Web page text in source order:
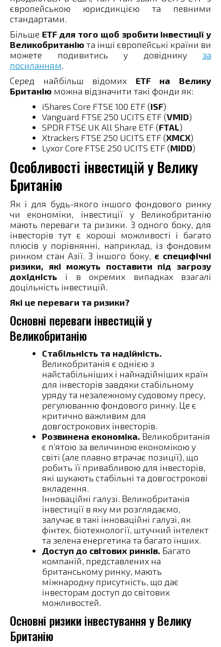
європейською юрисдикцією та певними
стандартами.
Більше ETF для того щоб зробити інвестиції у
Великобританію та інші європейські країни ви
можете подивитись у довіднику за
посиланням.
Серед найбільш відомих ETF на Велику
Британію можна відзначити такі фонди як:
iShares Core FTSE 100 ETF (ISF)
Vanguard FTSE 250 UCITS ETF (VMID)
SPDR FTSE UK All Share ETF (FTAL)
Xtrackers FTSE 250 UCITS ETF (XMCX)
Lyxor Core FTSE 250 UCITS ETF (MIDD)
Особливості інвестицій у Велику
Британію
Як і для будь-якого іншого фондового ринку
чи економіки, інвестиції у Великобританію
мають переваги та ризики. З одного боку, для
інвесторів тут є хороші можливості і багато
плюсів у порівнянні, наприклад, із фондовим
ринком стан Азії. З іншого боку, є специфічні
ризики, які можуть поставити під загрозу
дохідність і в окремих випадках взагалі
доцільність інвестицій.
Які це переваги та ризики?
Основні переваги інвестицій у
Великобританію
Стабільність та надійність.
Великобританія є однією з
найстабільніших і найнадійніших країн
для інвесторів завдяки стабільному
уряду та незалежному судовому пресу,
регулюванню фондового ринку. Це є
критично важливим для
довгострокових інвесторів.
Розвинена економіка. Великобританія
є п’ятою за величиною економікою у
світі (але плавно втрачає позиції), що
робить її привабливою для інвесторів,
які шукають стабільні та довгострокові
вкладення.
Інноваційні галузі. Великобританія
інвестиції в яку ми розглядаємо,
залучає в такі інноваційні галузі, як
фінтех, біотехнології, штучний інтелект
та зелена енергетика та багато інших.
Доступ до світових ринків. Багато
компаній, представлених на
британському ринку, мають
міжнародну присутність, що дає
інвесторам доступ до світових
можливостей.
Основні ризики інвестування у Велику
Британію